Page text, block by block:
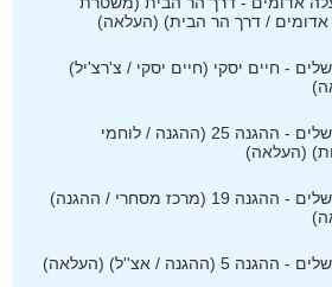
/ דרך הר הבית) (העלאה)
- חיים יסקי (חיים יסקי / צ'רצ'יל)
ירושלים - ההגנה 25 (ההגנה / לוחמי
(העלאה)
ירושלים - ההגנה 19 (מרכז מסחרי / ההגנה)
- ההגנה 5 (ההגנה / אצ''ל) (העלאה)